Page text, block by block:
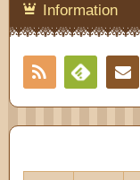
Information
RSS
Feedly